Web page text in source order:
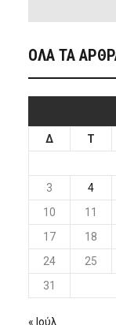
ΟΛΑ ΤΑ
Δ
Τ
3
4
10
11
17
18
24
25
31
« Ιούλ